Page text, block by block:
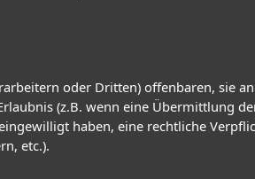
oder Dritten) offenbaren, sie
(z.B. wenn eine Übermittlung
haben, eine rechtliche
etc.).